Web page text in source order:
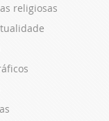
religiosas